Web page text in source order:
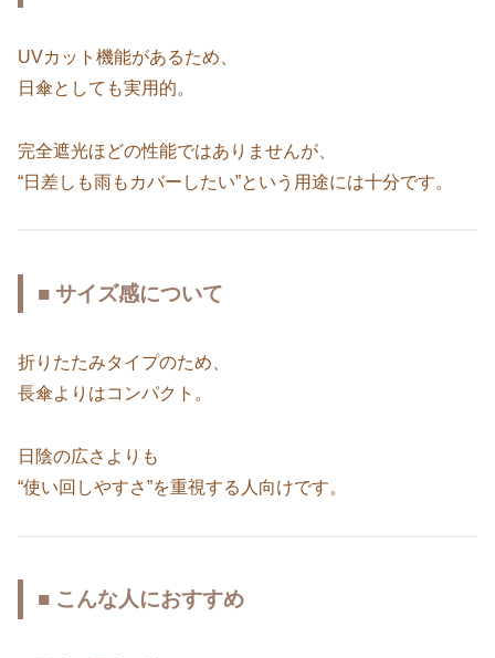
UVカット機能があるため、
日傘としても実用的。
完全遮光ほどの性能ではありませんが、
“日差しも雨もカバーしたい”という用途には十分です。
■ サイズ感について
折りたたみタイプのため、
長傘よりはコンパクト。
日陰の広さよりも
“使い回しやすさ”を重視する人向けです。
■ こんな人におすすめ